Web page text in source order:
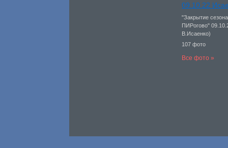
"Закрытие
ПИРогово"
В.Исаенко)
107 фото
Все фото »